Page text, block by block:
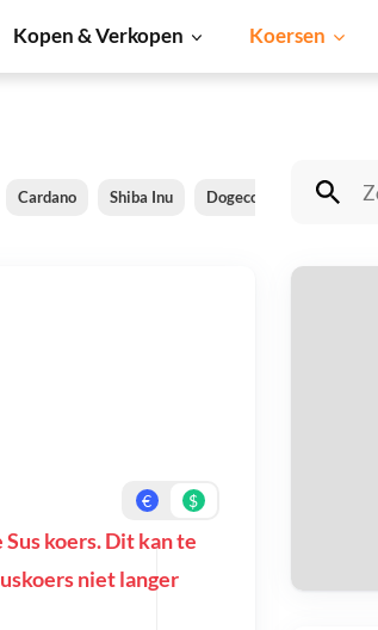
Kopen & Verkopen Koersen
Cardano Shiba Inu Dogecoin Solana
€ $
koers. Dit kan te
niet langer